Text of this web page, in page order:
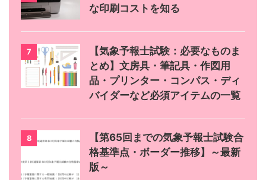
な印刷コストを知る
7
【気象予報士試験：必要なものま
とめ】文房具・筆記具・作図用
品・プリンター・コンパス・ディ
バイダーなど必須アイテムの一覧
8
【第65回までの気象予報士試験合
格基準点・ボーダー推移】～最新
版～